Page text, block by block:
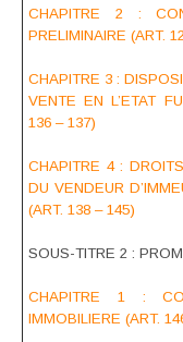
CHAPITRE 2 :
PRELIMINAIRE (ART.
CHAPITRE 3 :
VENTE EN L’ETAT
136 – 137)
CHAPITRE 4 :
DU VENDEUR
(ART. 138 – 145)
SOUS-TITRE 2 :
CHAPITRE 1 :
IMMOBILIERE (ART.